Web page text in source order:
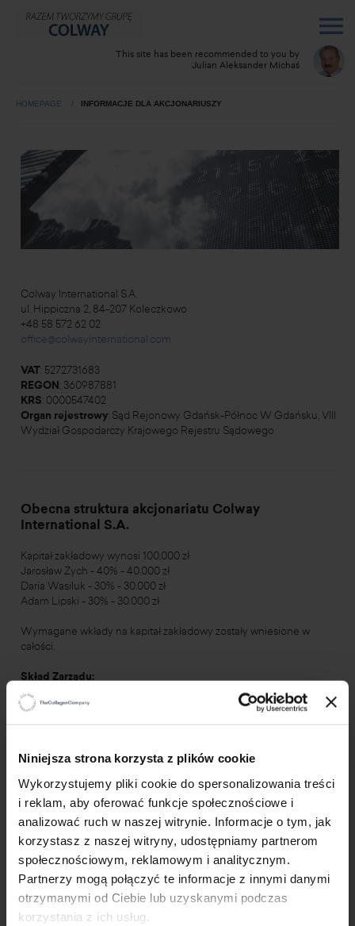
Niniejsza strona korzysta z plików cookie
Wykorzystujemy pliki cookie do spersonalizowania treści
i reklam, aby oferować funkcje społecznościowe i
analizować ruch w naszej witrynie. Informacje o tym, jak
korzystasz z naszej witryny, udostępniamy partnerom
społecznościowym, reklamowym i analitycznym.
Partnerzy mogą połączyć te informacje z innymi danymi
otrzymanymi od Ciebie lub uzyskanymi podczas
korzystania z ich usług.
This site has been recommended to you by
Julian Aleksander Michaś
HOMEPAGE INFORMACJE DLA AKCJONARIUSZY
Colway International S.A.
ul. Hippiczna 2, 84-207 Koleczkowo
+48 58 572 62 02
office@colwayinternational.com
VAT: 5272731683
REGON : 360987881
KRS: 0000547402
Organ rejestrowy: Sąd Rejonowy Gdańsk-Północ W Gdańsku, VIII
Wydział Gospodarczy Krajowego Rejestru Sądowego
Obecna struktura akcjonariatu Colway
International S.A.
Kapitał zakładowy wynosi 100.000 zł
Jarosław Zych - 40% - 40.000 zł
Daria Wasiluk - 30% - 30.000 zł
Adam Lipski - 30% - 30.000 zł
Wymagane wkłady na kapitał zakładowy zostały wniesione w
całości.
Skład Zarządu:
Adam Lipski - Prezes Zarządu
Daria Wasiluk - Wice Prezes Zarządu
majątkowych Spółki oraz podpisywania w jej imieniu upoważniony jest
Skład Rady Nadzorczej
Ryszard Armanowski - Przewodniczący Rady
Nadzorczej
Nikita Zych - członek RN
Tomasz Wasiluk - członek RN